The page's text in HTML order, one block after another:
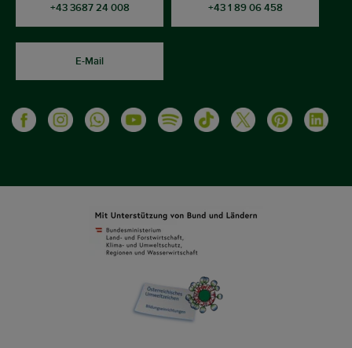
+43 3687 24 008 +43 1 89 06 458
E-Mail